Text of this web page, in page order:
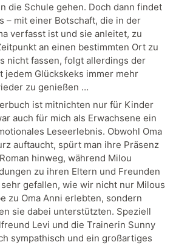
die Schule gehen. Doch dann findet
– mit einer Botschaft, die in der
verfasst ist und sie anleitet, zu
an einen bestimmten Ort zu
nicht fassen, folgt allerdings der
jedem Glückskeks immer mehr
zu genießen …
ist mitnichten nur für Kinder
auch für mich als Erwachsene ein
Leseerlebnis. Obwohl Oma
auftaucht, spürt man ihre Präsenz
hinweg, während Milou
zu ihren Eltern und Freunden
gefallen, wie wir nicht nur Milous
zu Oma Anni erlebten, sondern
sie dabei unterstützten. Speziell
Levi und die Trainerin Sunny
sympathisch und ein großartiges